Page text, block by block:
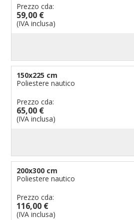
Prezzo cda:
59,00 €
(IVA inclusa)
150x225 cm
Poliestere nautico
Prezzo cda:
65,00 €
(IVA inclusa)
200x300 cm
Poliestere nautico
Prezzo cda:
116,00 €
(IVA inclusa)